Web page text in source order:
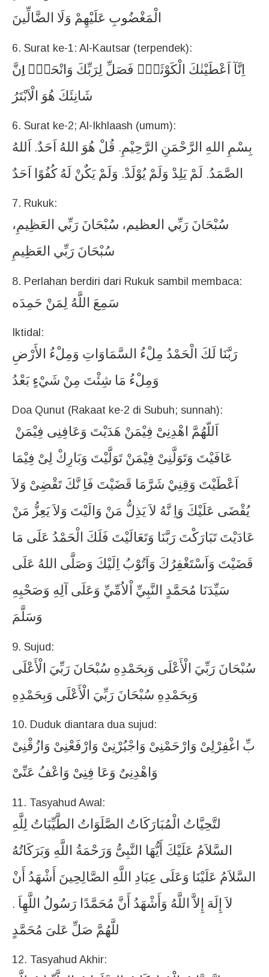
الْمَغْضُوبِ عَلَيْهِمْ وَلَا الضَّالِّينَ
6. Surat ke-1: Al-Kautsar (terpendek):
اِنَّآ اَعْطَيْنٰكَ الْكَوْثَرَۗ فَصَلِّ لِرَبِّكَ وَانْحَرْۗ نَّ
شَانِئَكَ هُوَ الْاَبْتَرُ
6. Surat ke-2; Al-Ikhlaash (umum):
بِسْمِ اللهِ الرَّحْمَنِ الرَّحِيْمِ. قُلْ هُوَ اللهُ اَحَدٌ. اَللهُ
الصَّمَدُ. لَمْ يَلِدْ وَلَمْ يُوْلَدْ. وَلَمْ يَكٌنْ لَهُ كُفُوًا اَحَدٌ
7. Rukuk:
سُبْحَانَ رَبِّي العظيم، سُبْحَانَ رَبِّي العَظِيمِ،
سُبْحَانَ رَبِّي العَظِيمِ
8. Perlahan berdiri dari Rukuk sambil membaca:
سَمِعَ اللَّهُ لِمَنْ حَمِدَه
Iktidal:
رَبَّنَا لَكَ الْحَمْدُ مِلْءُ السَّمَاوَاتِ وَمِلْءُ الأَرْضِ
وَمِلْءُ مَا شِئْتَ مِنْ شَيْءٍ بَعْدُ
Doa Qunut (Rakaat ke-2 di Subuh; sunnah):
اَللّهُمَّ اهْدِنِىْ فِيْمَنْ هَدَيْتَ وَعَافِنِى فِيْمَنْ
عَافَيْتَ وَتَوَلَّنِىْ فِيْمَنْ تَوَلَّيْتَ وَبَارِكْ لِىْ فِيْمَا
اَعْطَيْتَ وَقِنِيْ شَرَّمَا قَضَيْتَ فَاِ نَّكَ تَقْضِىْ وَلاَ
يُقْضَى عَلَيْكَ وَاِ نَّهُ لاَ يَذِلُّ مَنْ وَالَيْتَ وَلاَ يَعِزُّ مَنْ
عَادَيْتَ تَبَارَكْتَ رَبَّنَا وَتَعَالَيْتَ فَلَكَ الْحَمْدُ عَلَى مَا
قَضَيْتَ وَاَسْتَغْفِرُكَ وَاَتُوْبُ اِلَيْكَ وَصَلَّى اللهُ عَلَى
سَيِّدَنَا مُحَمَّدٍ النَّبِيِّ اْلاُمِّيِّ وَعَلَى آلِهِ وَصَحْبِهِ
وَسَلَّمَ
9. Sujud:
سُبْحَانَ رَبِّيَ الْأَعْلَى وَبِحَمْدِهِ سُبْحَانَ رَبِّيَ الْأَعْلَى
وَبِحَمْدِهِ سُبْحَانَ رَبِّيَ الْأَعْلَى وَبِحَمْدِهِ
10. Duduk diantara dua sujud:
بِّ اغْفِرْلِىْ وَارْحَمْنِىْ وَاجْبُرْنِىْ وَارْفَعْنِىْ وَازُقْنِىْ
وَاهْدِنِىٌ وَعَا فِنِىْ وَاعْفُ عَنِّىْ
11. Tasyahud Awal:
لتَّحِيَّاتُ الْمُبَارَكَاتُ الصَّلَوَاتُ الطَّيِّبَاتُ لِلَّهِ
السَّلاَمُ عَلَيْكَ أَيُّهَا النَّبِىُّ وَرَحْمَةُ اللَّهِ وَبَرَكَاتُهُ
السَّلاَمُ عَلَيْنَا وَعَلَى عِبَادِ اللَّهِ الصَّالِحِينَ أَشْهَدُ أَنْ
لاَ إِلَهَ إِلاَّ اللَّهُ وَأَشْهَدُ أَنَّ مُحَمَّدًا رَسُولُ اللَّهِاَ .
للَّهُمَّ صَلِّ عَلىَ مُحَمَّدٍ
12. Tasyahud Akhir: